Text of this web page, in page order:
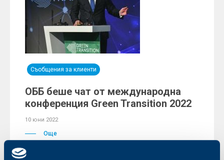
Съобщения за клиенти
ОББ беше чат от международна
конференция Green Transition 2022
10 юни 2022
Още